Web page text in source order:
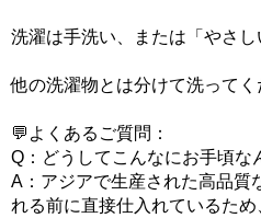
洗濯は手洗い、または「やさ
他の洗濯物とは分けて洗ってく
💬よくあるご質問：
Q：どうしてこんなにお手頃な
A：アジアで生産された高品質
れる前に直接仕入れているため